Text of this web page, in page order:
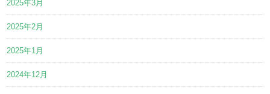
2025年3月
2025年2月
2025年1月
2024年12月